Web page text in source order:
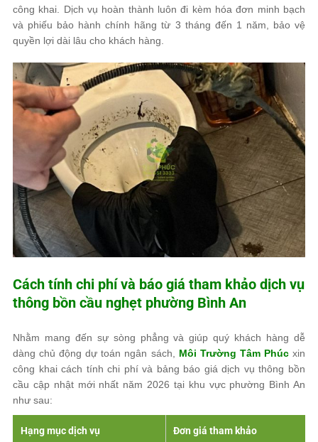
công khai. Dịch vụ hoàn thành luôn đi kèm hóa đơn minh bạch
và phiếu bảo hành chính hãng từ 3 tháng đến 1 năm, bảo vệ
quyền lợi dài lâu cho khách hàng.
Cách tính chi phí và báo giá tham khảo dịch vụ
thông bồn cầu nghẹt phường Bình An
Nhằm mang đến sự sòng phẳng và giúp quý khách hàng dễ
dàng chủ động dự toán ngân sách, Môi Trường Tâm Phúcxin
công khai cách tính chi phí và bảng báo giá dịch vụ thông bồn
cầu cập nhật mới nhất năm 2026 tại khu vực phường Bình An
như sau:
Hạng mục dịch vụ Đơn giá tham khảo